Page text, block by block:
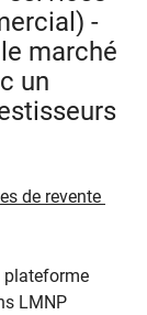
-
marché
un
de revente
plateforme
LMNP